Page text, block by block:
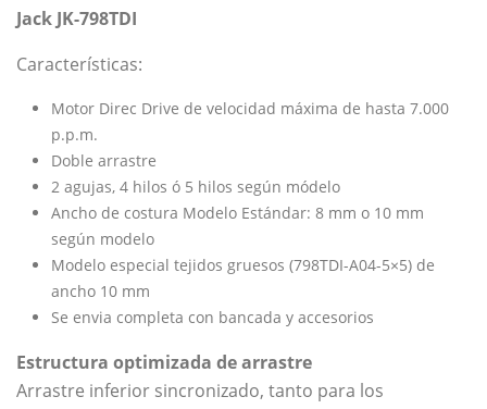
Jack JK-798TDI
Características:
Motor Direc Drive de velocidad máxima de hasta 7.000
p.p.m.
Doble arrastre
2 agujas, 4 hilos ó 5 hilos según módelo
Ancho de costura Modelo Estándar: 8 mm o 10 mm
según modelo
Modelo especial tejidos gruesos (798TDI-A04-5×5) de
ancho 10 mm
Se envia completa con bancada y accesorios
Estructura optimizada de arrastre
Arrastre inferior sincronizado, tanto para los